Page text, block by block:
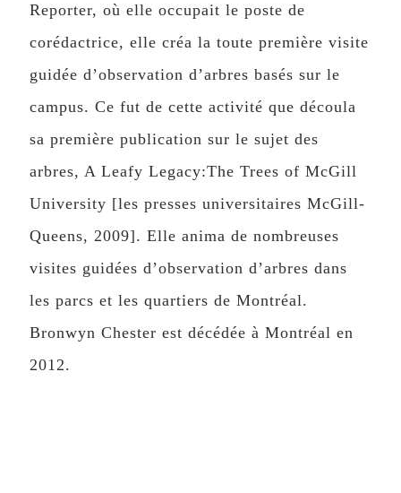
Reporter, où elle occupait le poste de
corédactrice, elle créa la toute première visite
guidée d’observation d’arbres basés sur le
campus. Ce fut de cette activité que découla
sa première publication sur le sujet des
arbres, A Leafy Legacy:The Trees of McGill
University [les presses universitaires McGill-
Queens, 2009]. Elle anima de nombreuses
visites guidées d’observation d’arbres dans
les parcs et les quartiers de Montréal.
Bronwyn Chester est décédée à Montréal en
2012.